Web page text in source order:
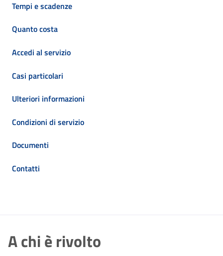
Tempi e scadenze
Quanto costa
Accedi al servizio
Casi particolari
Ulteriori informazioni
Condizioni di servizio
Documenti
Contatti
A chi è rivolto